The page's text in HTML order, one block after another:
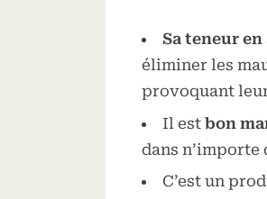
Sa teneur
éliminer les
provoquant
Il est bon
dans n’importe
C’est un